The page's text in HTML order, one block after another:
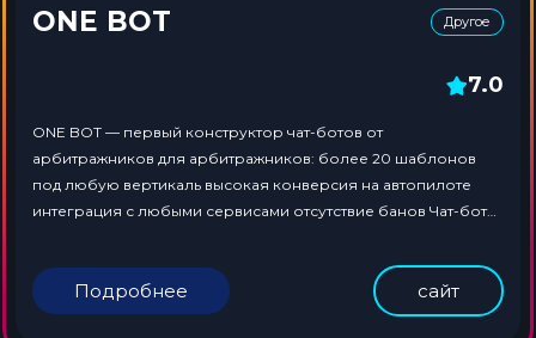
ONE BOT Другое
7.0
ONE BOT — первый конструктор чат-ботов от
арбитражников для арбитражников: более 20 шаблонов
под любую вертикаль высокая конверсия на автопилоте
интеграция с любыми сервисами отсутствие банов Чат-боты
Подробнее сайт